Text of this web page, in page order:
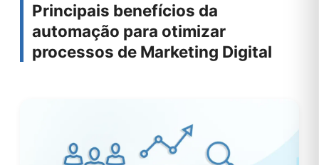
Principais benefícios da
automação para otimizar
processos de Marketing Digital